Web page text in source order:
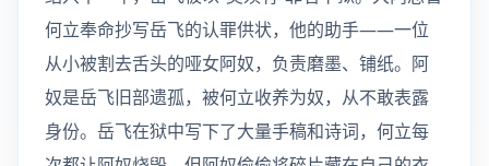
何立奉命抄写岳飞的认罪供状，他的助手——一位
从小被割去舌头的哑女阿奴，负责磨墨、铺纸。阿
奴是岳飞旧部遗孤，被何立收养为奴，从不敢表露
身份。岳飞在狱中写下了大量手稿和诗词，何立每